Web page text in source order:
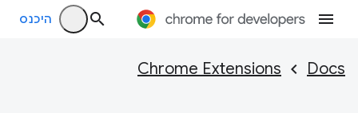
היכנס
Docs
Chrome Extensions